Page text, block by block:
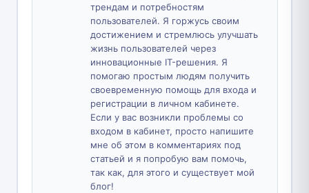
трендам и потребностям
пользователей. Я горжусь своим
достижением и стремлюсь улучшать
жизнь пользователей через
инновационные IT-решения. Я
помогаю простым людям получить
своевременную помощь для входа и
регистрации в личном кабинете.
Если у вас возникли проблемы со
входом в кабинет, просто напишите
мне об этом в комментариях под
статьей и я попробую вам помочь,
так как, для этого и существует мой
блог!